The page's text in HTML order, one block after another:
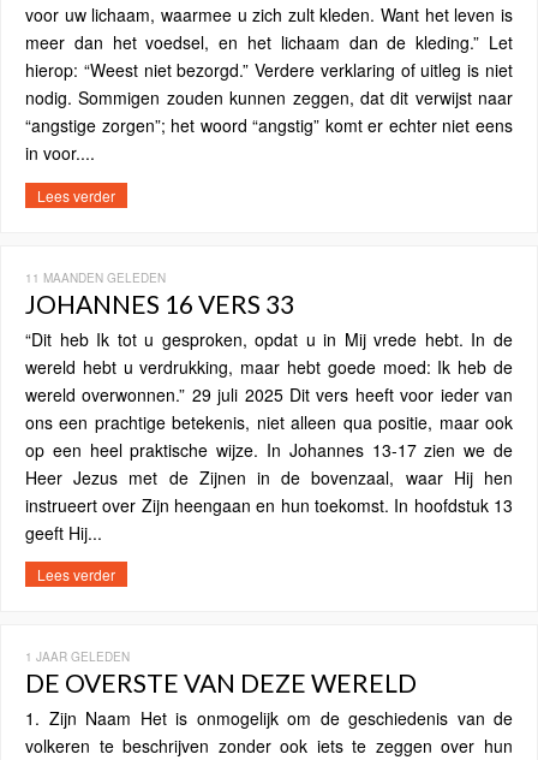
voor uw lichaam, waarmee u zich zult kleden. Want het leven is
meer dan het voedsel, en het lichaam dan de kleding.” Let
hierop: “Weest niet bezorgd.” Verdere verklaring of uitleg is niet
nodig. Sommigen zouden kunnen zeggen, dat dit verwijst naar
“angstige zorgen”; het woord “angstig” komt er echter niet eens
in voor....
Lees verder
11 MAANDEN GELEDEN
JOHANNES 16 VERS 33
“Dit heb Ik tot u gesproken, opdat u in Mij vrede hebt. In de
wereld hebt u verdrukking, maar hebt goede moed: Ik heb de
wereld overwonnen.” 29 juli 2025 Dit vers heeft voor ieder van
ons een prachtige betekenis, niet alleen qua positie, maar ook
op een heel praktische wijze. In Johannes 13-17 zien we de
Heer Jezus met de Zijnen in de bovenzaal, waar Hij hen
instrueert over Zijn heengaan en hun toekomst. In hoofdstuk 13
geeft Hij...
Lees verder
1 JAAR GELEDEN
DE OVERSTE VAN DEZE WERELD
1. Zijn Naam Het is onmogelijk om de geschiedenis van de
volkeren te beschrijven zonder ook iets te zeggen over hun